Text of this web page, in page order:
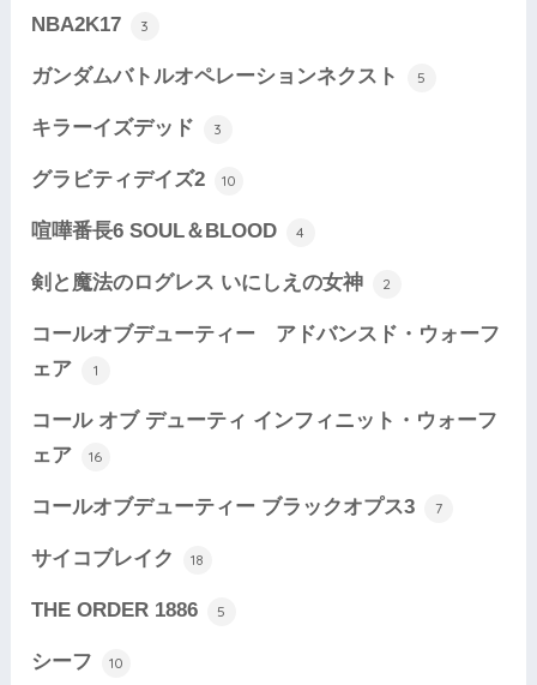
NBA2K17 3
ガンダムバトルオペレーションネクスト 5
キラーイズデッド 3
グラビティデイズ2 10
喧嘩番長6 SOUL＆BLOOD 4
剣と魔法のログレス いにしえの女神 2
コールオブデューティー アドバンスド・ウォーフ
ェア
1
コール オブ デューティ インフィニット・ウォーフ
ェア
16
コールオブデューティー ブラックオプス3 7
サイコブレイク 18
THE ORDER 1886 5
シーフ 10